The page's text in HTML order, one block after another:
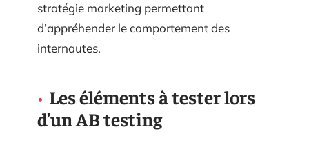
stratégie marketing permettant
d’appréhender le comportement des
internautes.
Les éléments à tester lors
d’un AB testing